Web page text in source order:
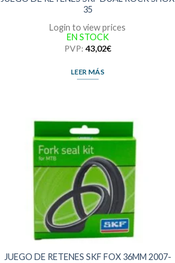
35
Login to view prices
EN STOCK
PVP: 43,02€
LEER MÁS
JUEGO DE RETENES SKF FOX 36MM 2007-